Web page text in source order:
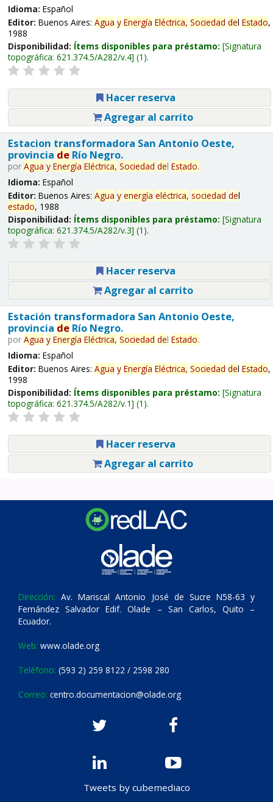
Idioma: Español
Editor: Buenos Aires: Agua y Energía Eléctrica, Sociedad del Estado,
1988
Disponibilidad: Ítems disponibles para préstamo: Signatura
topográfica: 621.374.5/A282/v.4 (1).
Hacer reserva
Agregar al carrito
Estacion transformadora San Antonio Oeste,
provincia deRío Negro.
por Agua y Energía Eléctrica, Sociedad del Estado.
Idioma: Español
Editor: Buenos Aires: Agua y energía eléctrica, sociedad del
estado, 1988
Disponibilidad: Ítems disponibles para préstamo: Signatura
topográfica: 621.374.5/A282/v.3 (1).
Hacer reserva
Agregar al carrito
Estación transformadora San Antonio Oeste,
provincia deRío Negro.
por Agua y Energía Eléctrica, Sociedad del Estado.
Idioma: Español
Editor: Buenos Aires: Agua y Energía Eléctrica, Sociedad del Estado,
1998
Disponibilidad: Ítems disponibles para préstamo: Signatura
topográfica: 621.374.5/A282/v.1 (1).
Hacer reserva
Agregar al carrito
Dirección: Av. Mariscal Antonio José de Sucre N58-63 y
Fernández Salvador Edif. Olade – San Carlos, Quito –
Ecuador.
Web: www.olade.org
Teléfono: (593 2) 259 8122 / 2598 280
Correo: centro.documentacion@olade.org
Tweets by cubemediaco